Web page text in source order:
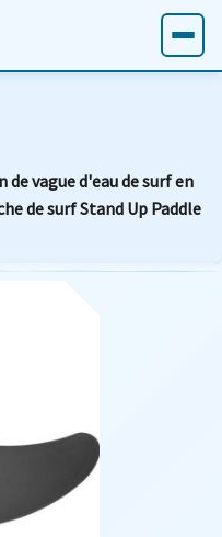
de vague d'eau de surf en
de surf Stand Up Paddle